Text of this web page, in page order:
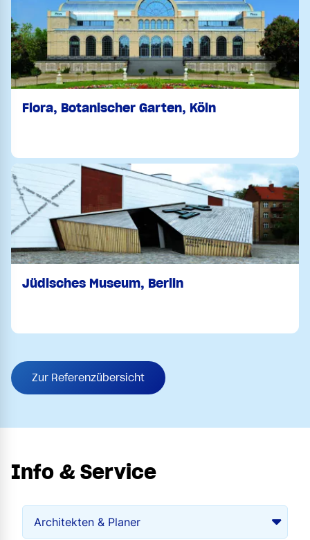
Flora, Botanischer Garten, Köln
Jüdisches Museum, Berlin
Zur Referenzübersicht
Info & Service